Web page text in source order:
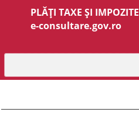
PLĂȚI TAXE ȘI IMPOZITE
e-consultare.gov.ro